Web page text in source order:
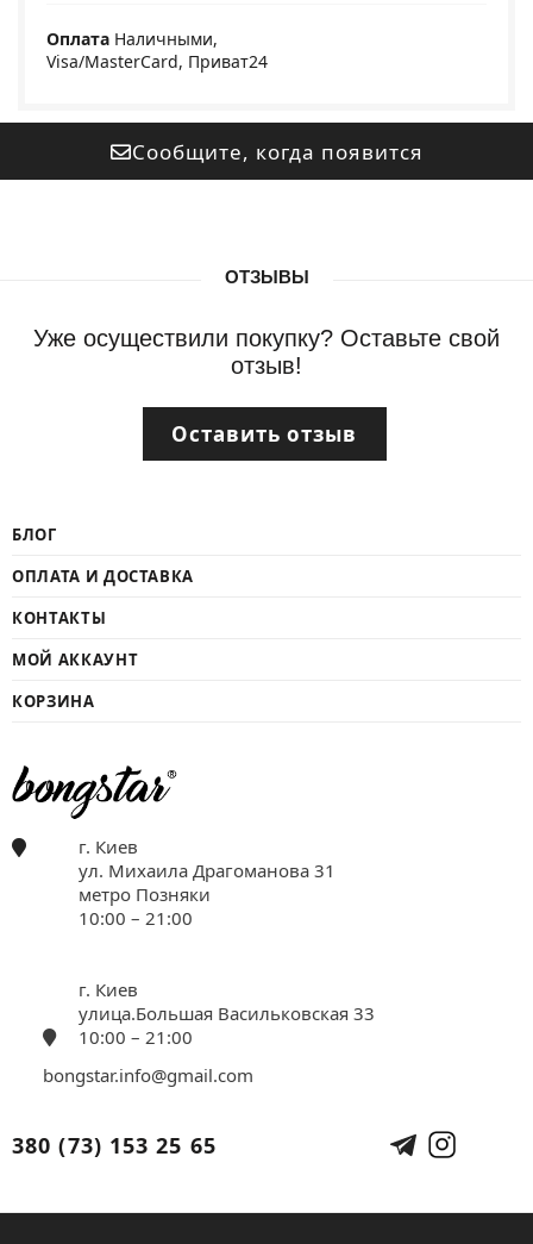
Оплата Наличными,
Visa/MasterCard, Приват24
Сообщите, когда появится
ОТЗЫВЫ
Уже осуществили покупку? Оставьте свой
отзыв!
Оставить отзыв
БЛОГ
ОПЛАТА И ДОСТАВКА
КОНТАКТЫ
МОЙ АККАУНТ
КОРЗИНА
г. Киев
ул. Михаила Драгоманова 31
метро Позняки
10:00 – 21:00
г. Киев
улица.Большая Васильковская 33
10:00 – 21:00
bongstar.info@gmail.com
380 (73) 153 25 65